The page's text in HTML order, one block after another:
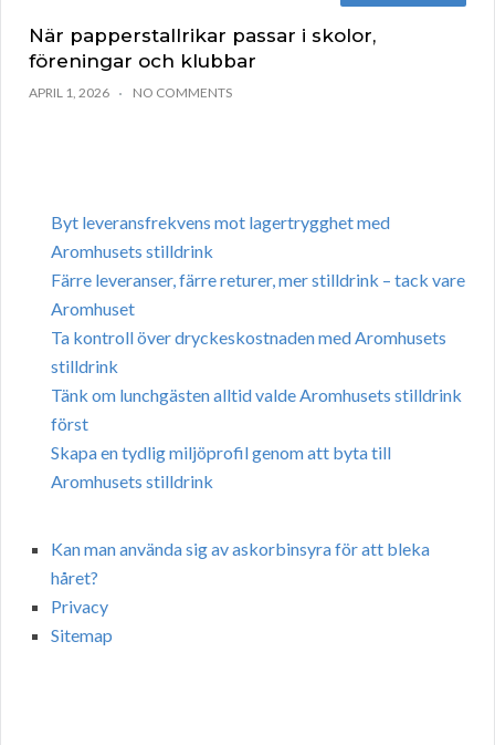
När papperstallrikar passar i skolor,
föreningar och klubbar
APRIL 1, 2026 NO COMMENTS
Byt leveransfrekvens mot lagertrygghet med
Aromhusets stilldrink
Färre leveranser, färre returer, mer stilldrink – tack vare
Aromhuset
Ta kontroll över dryckeskostnaden med Aromhusets
stilldrink
Tänk om lunchgästen alltid valde Aromhusets stilldrink
först
Skapa en tydlig miljöprofil genom att byta till
Aromhusets stilldrink
Kan man använda sig av askorbinsyra för att bleka
håret?
Privacy
Sitemap